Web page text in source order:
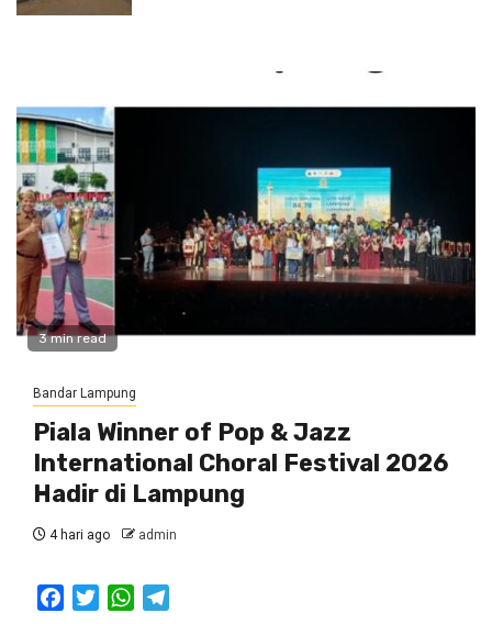
3 min read
Bandar Lampung
Piala Winner of Pop & Jazz
International Choral Festival 2026
Hadir di Lampung
4 hari ago admin
FacebookTwitterWhatsApp